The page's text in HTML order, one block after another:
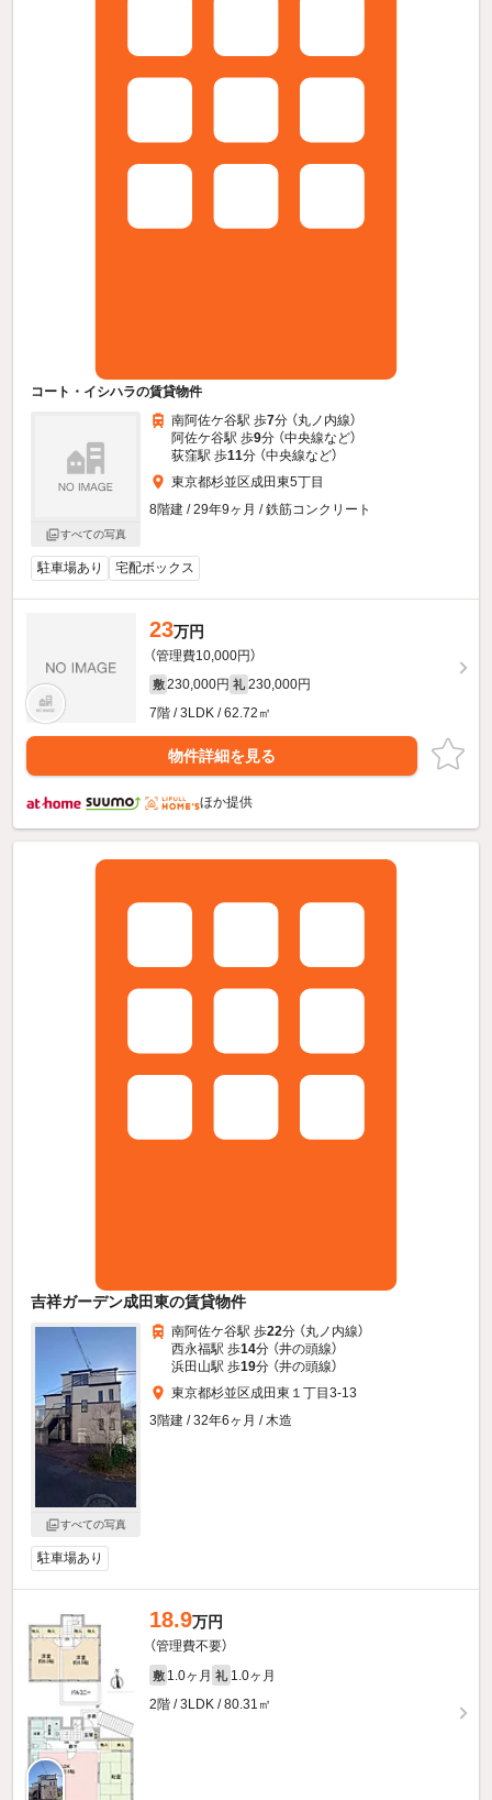
コート・イシハラの賃貸物件
すべての写真
南阿佐ケ谷駅 歩7分 （丸ノ内線）
阿佐ケ谷駅 歩9分 （中央線など）
荻窪駅 歩11分 （中央線など）
東京都杉並区成田東5丁目
8階建 / 29年9ヶ月 / 鉄筋コンクリート
駐車場あり 宅配ボックス
23万円
（管理費10,000円）
敷 230,000円 礼 230,000円
7階 / 3LDK / 62.72㎡
物件詳細を見る
ほか提供
吉祥ガーデン成田東の賃貸物件
すべての写真
南阿佐ケ谷駅 歩22分 （丸ノ内線）
西永福駅 歩14分 （井の頭線）
浜田山駅 歩19分 （井の頭線）
東京都杉並区成田東１丁目3-13
3階建 / 32年6ヶ月 / 木造
駐車場あり
18.9万円
（管理費不要）
敷 1.0ヶ月 礼 1.0ヶ月
2階 / 3LDK / 80.31㎡